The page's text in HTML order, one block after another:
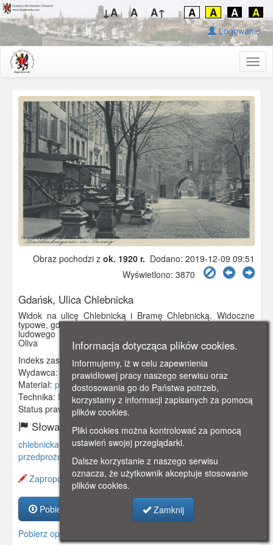
↓A A A↑ A A A A
Logowanie
Obraz pochodzi z ok. 1920 r. Dodano: 2019-12-09 09:51
Wyświetlono: 3870
Gdańsk, Ulica Chlebnicka
Widok na ulicę Chlebnicką i Bramę Chlebnicką. Widoczne
typowe, gdańskie przedproża. Zdjęcie pochodzi z kalendarza
ludowego "Danziger Bote" Herausgeber Carl Lange Danzig-
Oliva
Indeks zasobu:GSP02279
Wydawca:
"Orweda" Verlag
Materiał: pocztówka
Technika: fotografia czarno-biała
Status prawny:Użycie Niekomercyjne
Słowa kluczowe:
chlebnicka chlebnicką,chlebnickiej,brama chlebnicka
przedproże
przedprożowe,
Zaproponuj zmianę opisu.
Pobierz zasób
Pobierz opis
Informacja dotycząca plików cookies.
Informujemy, iż w celu zapewnienia
prawidłowej pracy naszego serwisu oraz
dostosowania go do Państwa potrzeb,
korzystamy z informacji zapisanych za pomocą
plików cookies.
Pliki cookies można kontrolować za pomocą
ustawień swojej przeglądarki.
Dalsze korzystanie z naszego serwisu
oznacza, że użytkownik akceptuje stosowanie
plików cookies.
Zamknij